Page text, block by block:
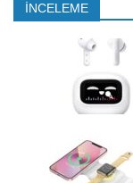
İNCELEME